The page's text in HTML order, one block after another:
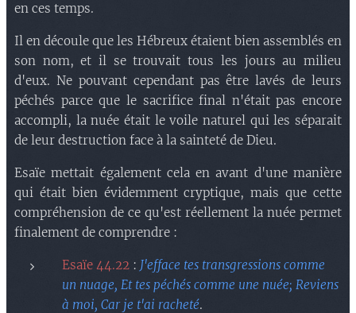
en ces temps.
Il en découle que les Hébreux étaient bien assemblés en
son nom, et il se trouvait tous les jours au milieu
d'eux. Ne pouvant cependant pas être lavés de leurs
péchés parce que le sacrifice final n'était pas encore
accompli, la nuée était le voile naturel qui les séparait
de leur destruction face à la sainteté de Dieu.
Esaïe mettait également cela en avant d'une manière
qui était bien évidemment cryptique, mais que cette
compréhension de ce qu'est réellement la nuée permet
finalement de comprendre :
Esaïe 44.22 : J'efface tes transgressions comme
un nuage, Et tes péchés comme une nuée; Reviens
à moi, Car je t'ai racheté.